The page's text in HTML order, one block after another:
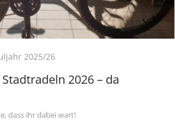
2025/26
2026 – da
dass ihr dabei wart!